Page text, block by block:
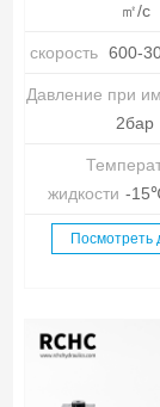
㎡/с
скорость 600-
Давление при
2бар
жидкости -
Посмотреть